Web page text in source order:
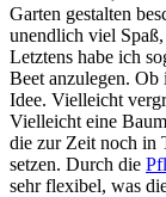
Garten gestalten
unendlich viel
Letztens habe ich
Beet anzulegen. Ob
Idee. Vielleicht
Vielleicht eine
die zur Zeit noch in
setzen. Durch die
sehr flexibel, was